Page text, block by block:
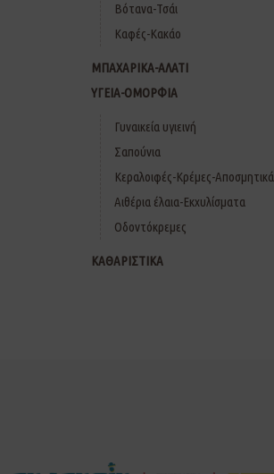
Βότανα-Τσάι
Καφές-Κακάο
ΜΠΑΧΑΡΙΚΑ-ΑΛΑΤΙ
ΥΓΕΙΑ-ΟΜΟΡΦΙΑ
Γυναικεία υγιεινή
Σαπούνια
Κεραλοιφές-Κρέμες-Αποσμητικά
Αιθέρια έλαια-Εκχυλίσματα
Οδοντόκρεμες
ΚΑΘΑΡΙΣΤΙΚΑ